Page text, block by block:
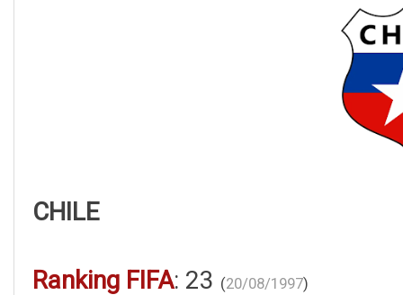
CHILE
Ranking FIFA: 23 (20/08/1997)